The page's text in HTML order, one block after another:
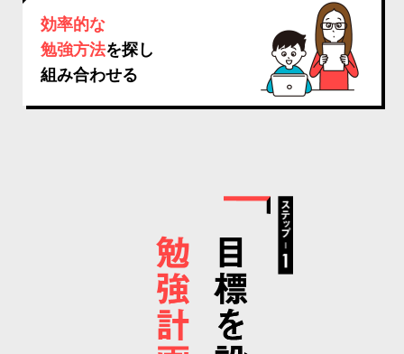
効率的な
勉強方法を探し
組み合わせる